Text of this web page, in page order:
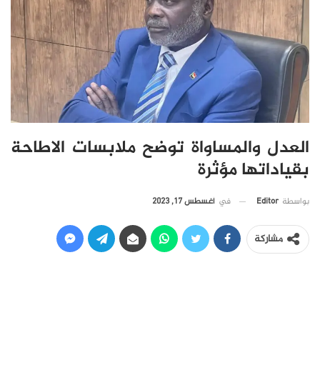
العدل والمساواة توضح ملابسات الاطاحة
بقياداتها مؤثرة
بواسطة Editor في أغسطس 17, 2023
مشاركة